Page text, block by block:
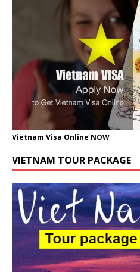
Vietnam Visa Online NOW
VIETNAM TOUR PACKAGE